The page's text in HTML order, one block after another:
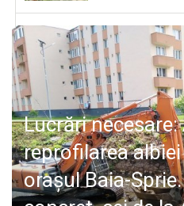
SANATATE
SPORT
SPECIAL
POLITIC
LIFE
Lucrări
reprofilarea
orașul Baia-